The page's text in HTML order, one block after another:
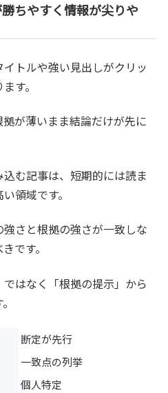
ちやすく情報が尖りや
トルや強い見出しがクリッ
す。
が薄いまま結論だけが先に
む記事は、短期的には読ま
領域です。
さと根拠の強さが一致しな
です。
はなく「根拠の提示」から
断定が先行
一致点の列挙
個人特定